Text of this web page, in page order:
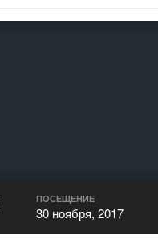
ПОСЕЩЕНИЕ
30 ноября, 2017